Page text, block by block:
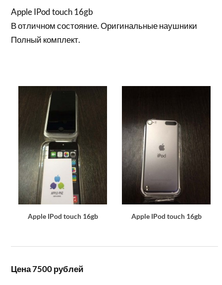
Apple IPod touch 16gb
В отличном состояние. Оригинальные наушники
Полный комплект.
Apple IPod touch 16gb Apple IPod touch 16gb
Цена 7500 рублей